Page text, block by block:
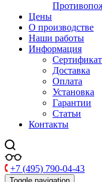
Цены
О производстве
Наши работы
Информация
Доставка
Оплата
Установка
Гарантии
Статьи
Контакты
+7 (495) 790-04-43